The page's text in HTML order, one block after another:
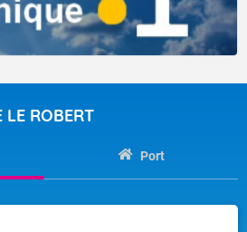
LE ROBERT
Port